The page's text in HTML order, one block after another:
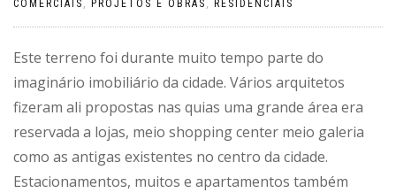
COMERCIAIS , PROJETOS E OBRAS , RESIDENCIAIS
Este terreno foi durante muito tempo parte do
imaginário imobiliário da cidade. Vários arquitetos
fizeram ali propostas nas quias uma grande área era
reservada a lojas, meio shopping center meio galeria
como as antigas existentes no centro da cidade.
Estacionamentos, muitos e apartamentos também